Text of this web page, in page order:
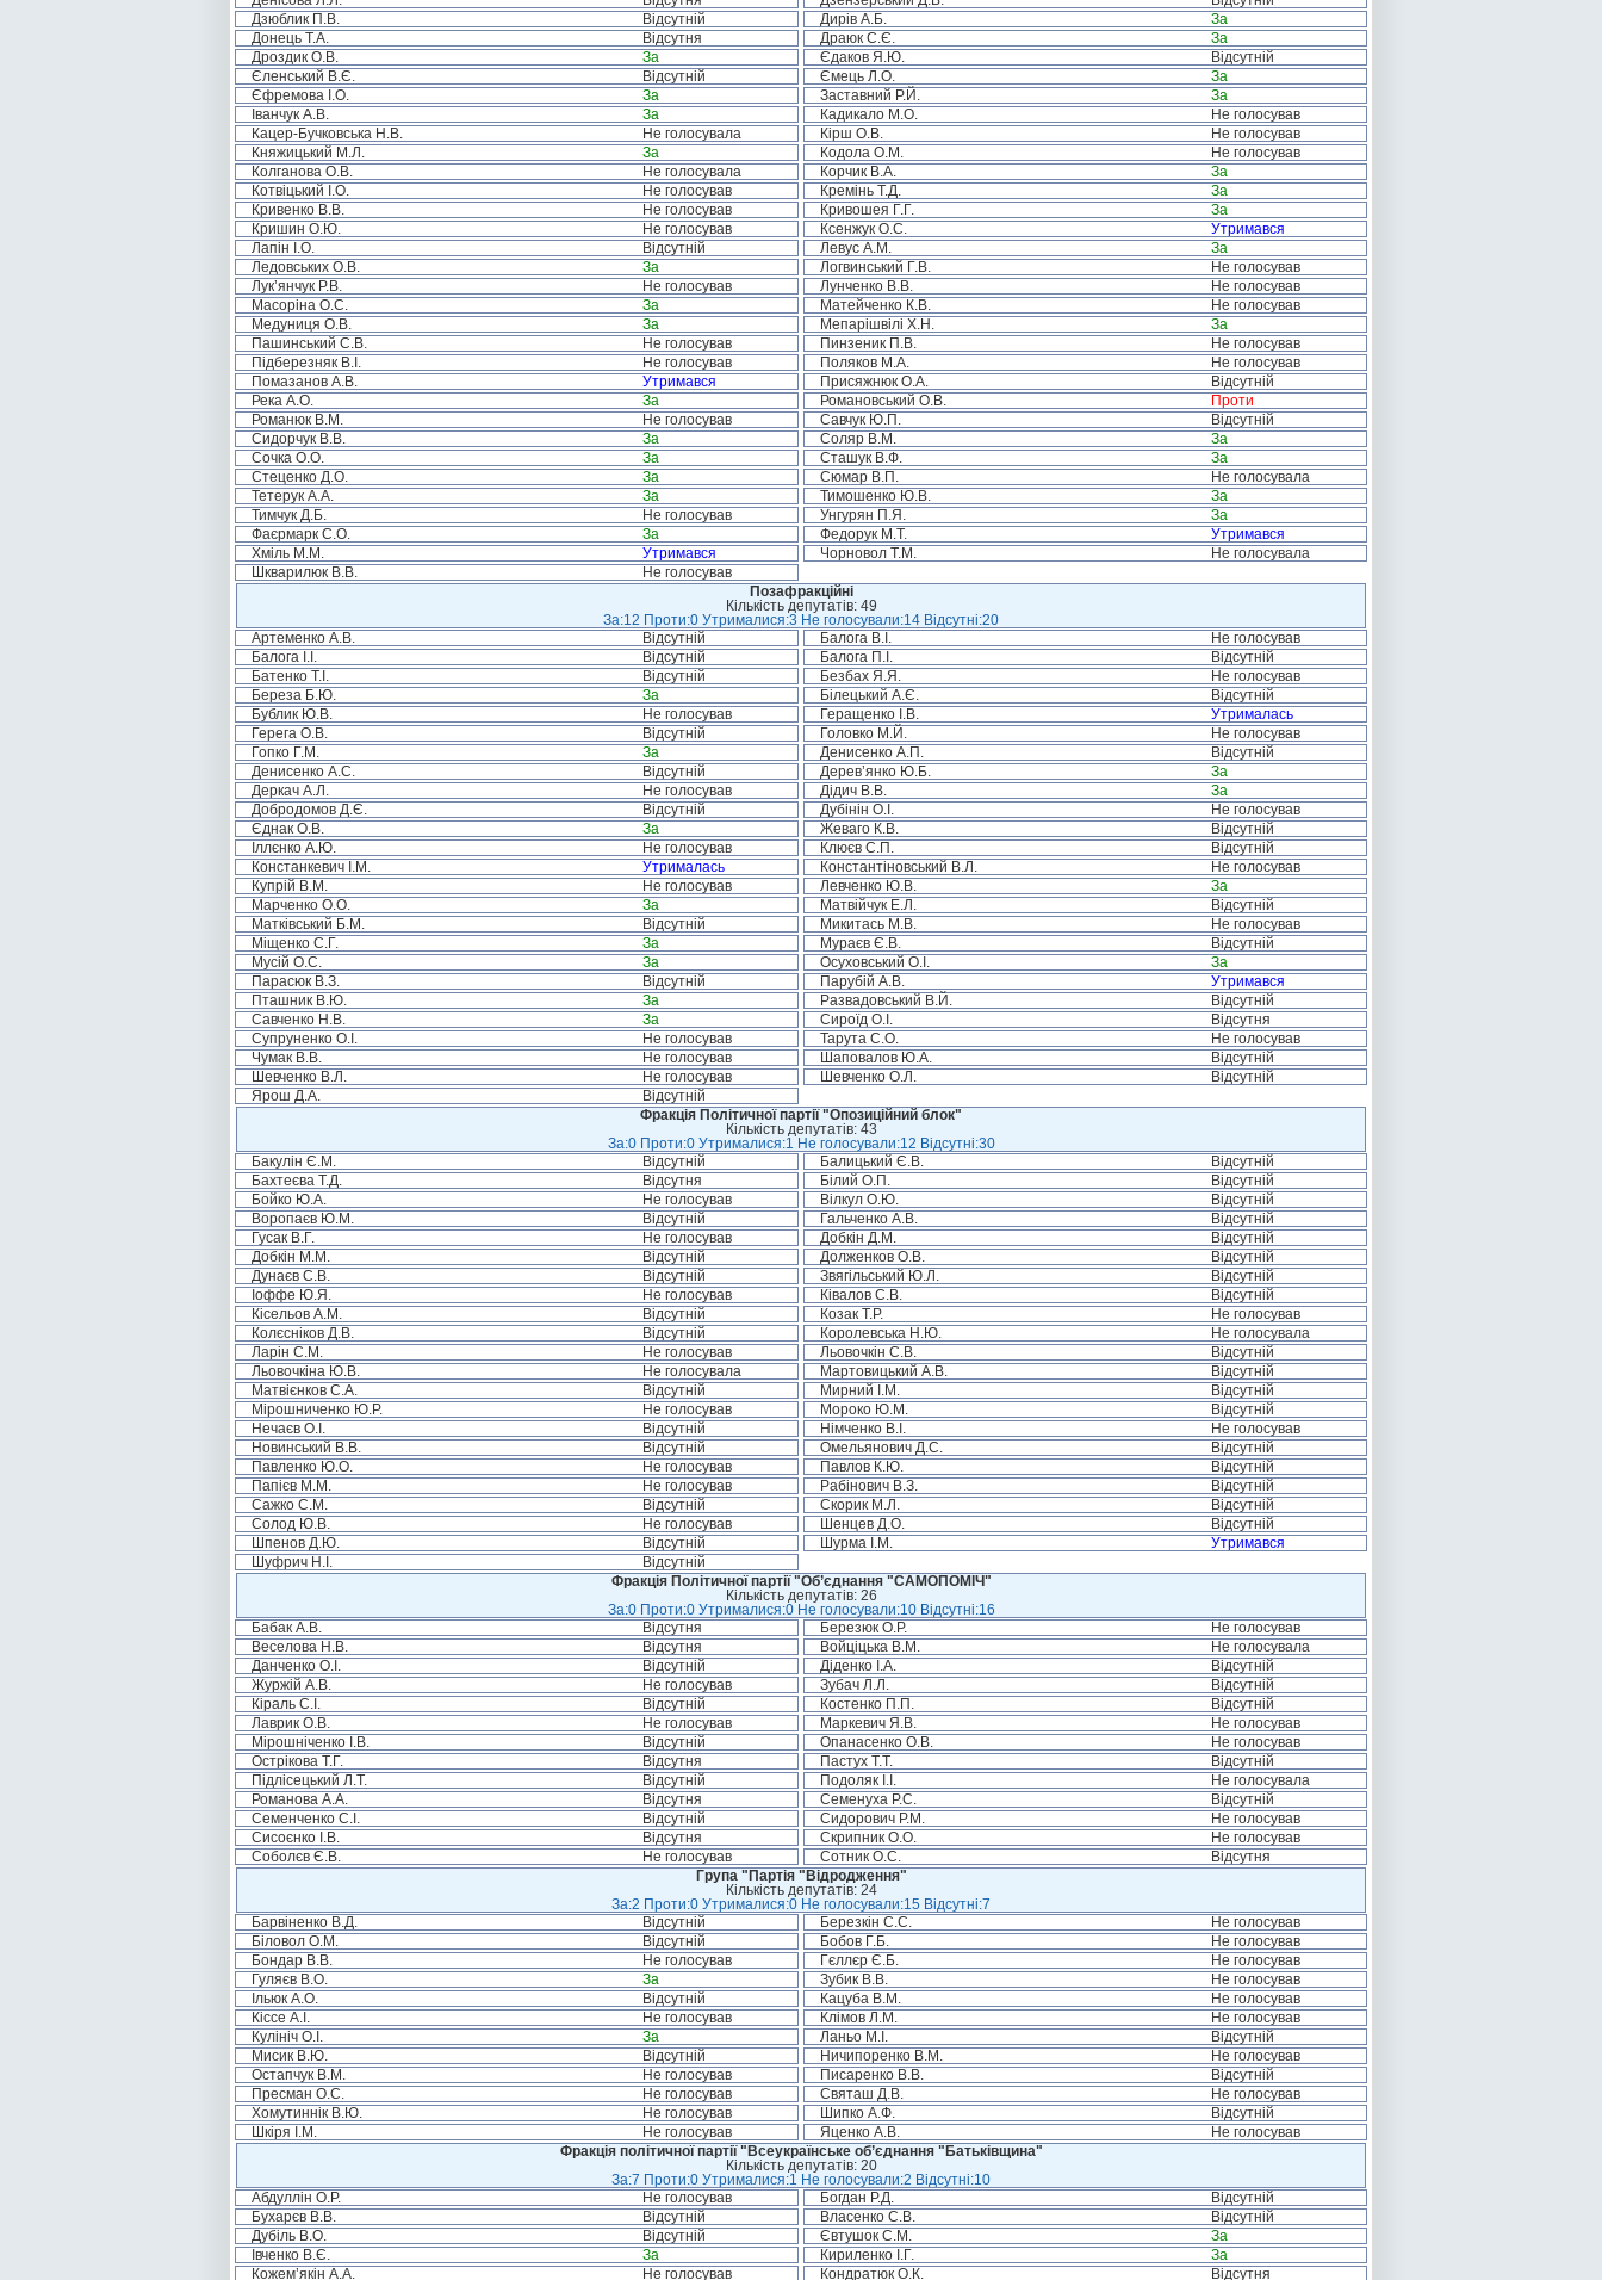
Дзюблик П.В.
Відсутній Дирів А.Б.
За
Донець Т.А.
Відсутня Драюк С.Є.
За
Дроздик О.В.
За Єдаков Я.Ю.
Відсутній
Єленський В.Є.
Відсутній Ємець Л.О.
За
Єфремова І.О.
За Заставний Р.Й.
За
Іванчук А.В.
За Кадикало М.О.
Не голосував
Кацер-Бучковська Н.В.
Не голосувала Кірш О.В.
Не голосував
Княжицький М.Л.
За Кодола О.М.
Не голосував
Колганова О.В.
Не голосувала Корчик В.А.
За
Котвіцький І.О.
Не голосував Кремінь Т.Д.
За
Кривенко В.В.
Не голосував Кривошея Г.Г.
За
Кришин О.Ю.
Не голосував Ксенжук О.С.
Утримався
Лапін І.О.
Відсутній Левус А.М.
За
Ледовських О.В.
За Логвинський Г.В.
Не голосував
Лук’янчук Р.В.
Не голосував Лунченко В.В.
Не голосував
Масоріна О.С.
За Матейченко К.В.
Не голосував
Медуниця О.В.
За Мепарішвілі Х.Н.
За
Пашинський С.В.
Не голосував Пинзеник П.В.
Не голосував
Підберезняк В.І.
Не голосував Поляков М.А.
Не голосував
Помазанов А.В.
Утримався Присяжнюк О.А.
Відсутній
Река А.О.
За Романовський О.В.
Проти
Романюк В.М.
Не голосував Савчук Ю.П.
Відсутній
Сидорчук В.В.
За Соляр В.М.
За
Сочка О.О.
За Сташук В.Ф.
За
Стеценко Д.О.
За Сюмар В.П.
Не голосувала
Тетерук А.А.
За Тимошенко Ю.В.
За
Тимчук Д.Б.
Не голосував Унгурян П.Я.
За
Фаєрмарк С.О.
За Федорук М.Т.
Утримався
Хміль М.М.
Утримався Чорновол Т.М.
Не голосувала
Шкварилюк В.В.
Не голосував
Позафракційні
Кількість депутатів: 49
За:12 Проти:0 Утрималися:3 Не голосували:14 Відсутні:20
Артеменко А.В.
Відсутній Балога В.І.
Не голосував
Балога І.І.
Відсутній Балога П.І.
Відсутній
Батенко Т.І.
Відсутній Безбах Я.Я.
Не голосував
Береза Б.Ю.
За Білецький А.Є.
Відсутній
Бублик Ю.В.
Не голосував Геращенко І.В.
Утрималась
Герега О.В.
Відсутній Головко М.Й.
Не голосував
Гопко Г.М.
За Денисенко А.П.
Відсутній
Денисенко А.С.
Відсутній Дерев’янко Ю.Б.
За
Деркач А.Л.
Не голосував Дідич В.В.
За
Добродомов Д.Є.
Відсутній Дубінін О.І.
Не голосував
Єднак О.В.
За Жеваго К.В.
Відсутній
Іллєнко А.Ю.
Не голосував Клюєв С.П.
Відсутній
Констанкевич І.М.
Утрималась Константіновський В.Л.
Не голосував
Купрій В.М.
Не голосував Левченко Ю.В.
За
Марченко О.О.
За Матвійчук Е.Л.
Відсутній
Матківський Б.М.
Відсутній Микитась М.В.
Не голосував
Міщенко С.Г.
За Мураєв Є.В.
Відсутній
Мусій О.С.
За Осуховський О.І.
За
Парасюк В.З.
Відсутній Парубій А.В.
Утримався
Пташник В.Ю.
За Развадовський В.Й.
Відсутній
Савченко Н.В.
За Сироїд О.І.
Відсутня
Супруненко О.І.
Не голосував Тарута С.О.
Не голосував
Чумак В.В.
Не голосував Шаповалов Ю.А.
Відсутній
Шевченко В.Л.
Не голосував Шевченко О.Л.
Відсутній
Ярош Д.А.
Відсутній
Фракція Політичної партії "Опозиційний блок"
Кількість депутатів: 43
За:0 Проти:0 Утрималися:1 Не голосували:12 Відсутні:30
Бакулін Є.М.
Відсутній Балицький Є.В.
Відсутній
Бахтеєва Т.Д.
Відсутня Білий О.П.
Відсутній
Бойко Ю.А.
Не голосував Вілкул О.Ю.
Відсутній
Воропаєв Ю.М.
Відсутній Гальченко А.В.
Відсутній
Гусак В.Г.
Не голосував Добкін Д.М.
Відсутній
Добкін М.М.
Відсутній Долженков О.В.
Відсутній
Дунаєв С.В.
Відсутній Звягільський Ю.Л.
Відсутній
Іоффе Ю.Я.
Не голосував Ківалов С.В.
Відсутній
Кісельов А.М.
Відсутній Козак Т.Р.
Не голосував
Колєсніков Д.В.
Відсутній Королевська Н.Ю.
Не голосувала
Ларін С.М.
Не голосував Льовочкін С.В.
Відсутній
Льовочкіна Ю.В.
Не голосувала Мартовицький А.В.
Відсутній
Матвієнков С.А.
Відсутній Мирний І.М.
Відсутній
Мірошниченко Ю.Р.
Не голосував Мороко Ю.М.
Відсутній
Нечаєв О.І.
Відсутній Німченко В.І.
Не голосував
Новинський В.В.
Відсутній Омельянович Д.С.
Відсутній
Павленко Ю.О.
Не голосував Павлов К.Ю.
Відсутній
Папієв М.М.
Не голосував Рабінович В.З.
Відсутній
Сажко С.М.
Відсутній Скорик М.Л.
Відсутній
Солод Ю.В.
Не голосував Шенцев Д.О.
Відсутній
Шпенов Д.Ю.
Відсутній Шурма І.М.
Утримався
Шуфрич Н.І.
Відсутній
Фракція Політичної партії "Об’єднання "САМОПОМІЧ"
Кількість депутатів: 26
За:0 Проти:0 Утрималися:0 Не голосували:10 Відсутні:16
Бабак А.В.
Відсутня Березюк О.Р.
Не голосував
Веселова Н.В.
Відсутня Войціцька В.М.
Не голосувала
Данченко О.І.
Відсутній Діденко І.А.
Відсутній
Журжій А.В.
Не голосував Зубач Л.Л.
Відсутній
Кіраль С.І.
Відсутній Костенко П.П.
Відсутній
Лаврик О.В.
Не голосував Маркевич Я.В.
Не голосував
Мірошніченко І.В.
Відсутній Опанасенко О.В.
Не голосував
Острікова Т.Г.
Відсутня Пастух Т.Т.
Відсутній
Підлісецький Л.Т.
Відсутній Подоляк І.І.
Не голосувала
Романова А.А.
Відсутня Семенуха Р.С.
Відсутній
Семенченко С.І.
Відсутній Сидорович Р.М.
Не голосував
Сисоєнко І.В.
Відсутня Скрипник О.О.
Не голосував
Соболєв Є.В.
Не голосував Сотник О.С.
Відсутня
Група "Партія "Відродження"
Кількість депутатів: 24
За:2 Проти:0 Утрималися:0 Не голосували:15 Відсутні:7
Барвіненко В.Д.
Відсутній Березкін С.С.
Не голосував
Біловол О.М.
Відсутній Бобов Г.Б.
Не голосував
Бондар В.В.
Не голосував Гєллєр Є.Б.
Не голосував
Гуляєв В.О.
За Зубик В.В.
Не голосував
Ільюк А.О.
Відсутній Кацуба В.М.
Не голосував
Кіссе А.І.
Не голосував Клімов Л.М.
Не голосував
Кулініч О.І.
За Ланьо М.І.
Відсутній
Мисик В.Ю.
Відсутній Ничипоренко В.М.
Не голосував
Остапчук В.М.
Не голосував Писаренко В.В.
Відсутній
Пресман О.С.
Не голосував Святаш Д.В.
Не голосував
Хомутиннік В.Ю.
Не голосував Шипко А.Ф.
Відсутній
Шкіря І.М.
Не голосував Яценко А.В.
Не голосував
Фракція політичної партії "Всеукраїнське об’єднання "Батьківщина"
Кількість депутатів: 20
За:7 Проти:0 Утрималися:1 Не голосували:2 Відсутні:10
Абдуллін О.Р.
Не голосував Богдан Р.Д.
Відсутній
Бухарєв В.В.
Відсутній Власенко С.В.
Відсутній
Дубіль В.О.
Відсутній Євтушок С.М.
За
Івченко В.Є.
За Кириленко І.Г.
За
Кожем’якін А.А.
Не голосував Кондратюк О.К. Відсутня